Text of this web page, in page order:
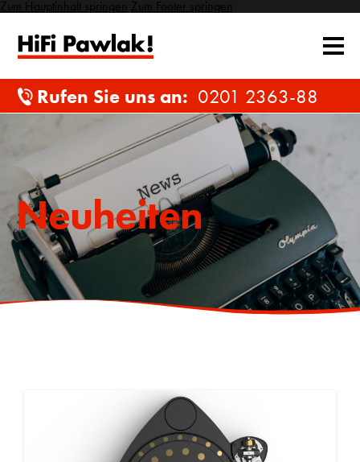
Zum Hauptinhalt springen Zum Footer springen
Rufen Sie uns an: 0201 2363-88
Neuheiten